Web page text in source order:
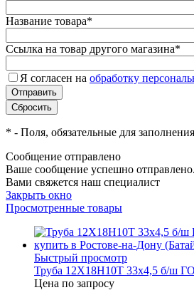
Название товара*
Ссылка на товар другого магазина*
Я согласен на обработку
* - Поля, обязательные для заполнения
Сообщение отправлено
Ваше сообщение успешно
Вами свяжется наш специалист
Закрыть окно
Просмотренные товары
Быстрый просмотр
Труба 12Х18Н10Т 33х4,5 б/ш
Цена по запросу